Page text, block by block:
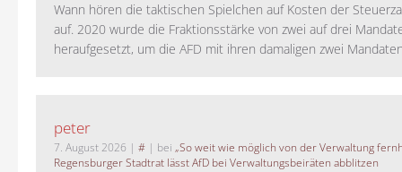
Wann hören die taktischen Spielchen auf Kosten der
auf. 2020 wurde die Fraktionsstärke von zwei auf drei
heraufgesetzt, um die AFD mit ihren damaligen zwei
peter
7. August 2026 | # | bei „So weit wie möglich von der Verwaltung
Regensburger Stadtrat lässt AfD bei Verwaltungsbeiräten abblitzen